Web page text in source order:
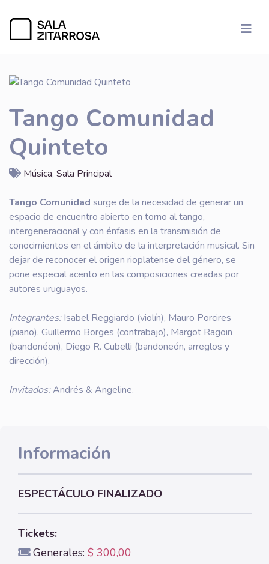
Tango Comunidad
Quinteto
Música, Sala Principal
Tango Comunidad surge de la necesidad de generar un
espacio de encuentro abierto en torno al tango,
intergeneracional y con énfasis en la transmisión de
conocimientos en el ámbito de la interpretación musical. Sin
dejar de reconocer el origen rioplatense del género, se
pone especial acento en las composiciones creadas por
autores uruguayos.
Integrantes:Isabel Reggiardo (violín), Mauro Porcires
(piano), Guillermo Borges (contrabajo), Margot Ragoin
(bandonéon), Diego R. Cubelli (bandoneón, arreglos y
dirección).
Invitados:Andrés & Angeline.
Información
ESPECTÁCULO FINALIZADO
Tickets:
Generales: $ 300,00